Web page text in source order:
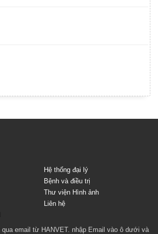
Hệ thống đại lý
Bệnh và điều trị
Thư viện Hình ảnh
Liên hệ
email từ HANVET. nhập Email vào ô dưới và